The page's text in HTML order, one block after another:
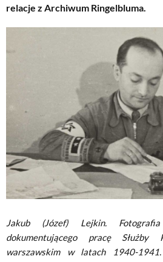
relacje z Archiwum Ringelbluma.
Jakub (Józef) Lejkin.
dokumentującego pracę
warszawskim w latach 1940-